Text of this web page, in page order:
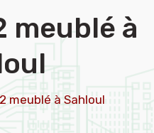
meublé à
meublé à Sahloul